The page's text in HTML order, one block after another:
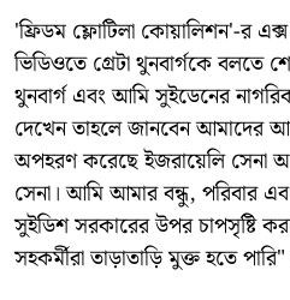
'ফ্রিডম ফ্লোটিলা কোয়ালিশন'-র
ভিডিওতে গ্রেটা থুনবার্গকে বলতে
থুনবার্গ এবং আমি সুইডেনের
দেখেন তাহলে জানবেন আমাদের
অপহরণ করেছে ইজরায়েলি সেনা
সেনা। আমি আমার বন্ধু, পরিবার
সুইডিশ সরকারের উপর চাপসৃষ্টি
সহকর্মীরা তাড়াতাড়ি মুক্ত হতে